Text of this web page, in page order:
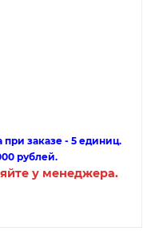
заказе - 5 единиц.
рублей.
у менеджера.